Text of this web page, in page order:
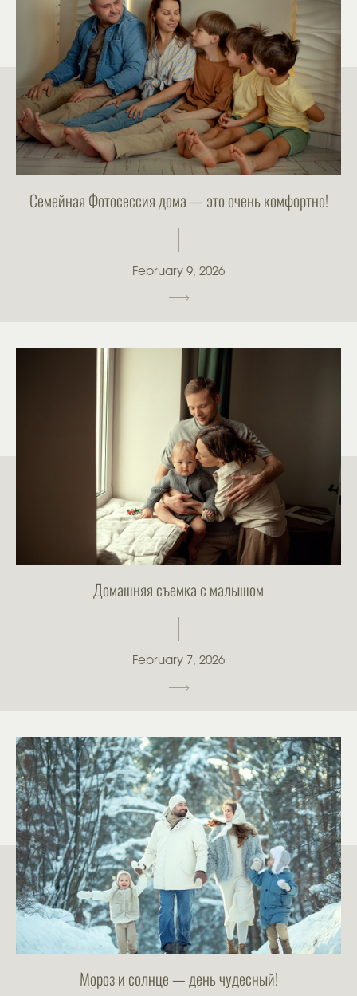
Семейная Фотосессия дома — это очень комфортно!
February 9, 2026
Домашняя съемка с малышом
February 7, 2026
Мороз и солнце — день чудесный!